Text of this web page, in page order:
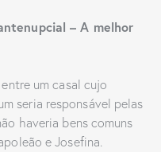
– A melhor
um casal cujo
seria responsável pelas
haveria bens comuns
e Josefina.